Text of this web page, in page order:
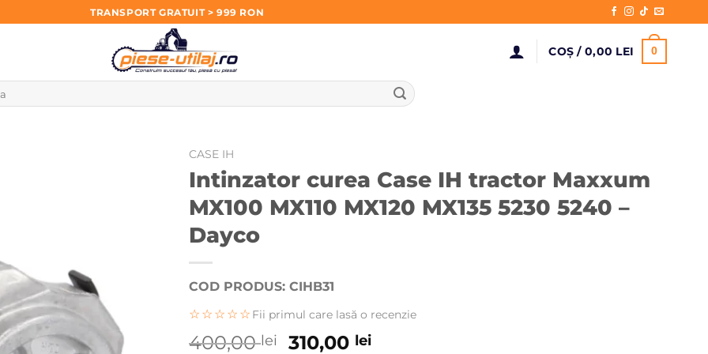
TRANSPORT GRATUIT > 999 RON
COȘ / 0,00 LEI 0
CASE IH
Intinzator curea Case IH tractor Maxxum
MX100 MX110 MX120 MX135 5230 5240 –
Dayco
COD PRODUS: CIHB31
☆☆☆☆☆ Fii primul care lasă o recenzie
400,00lei
Prețul
310,00 leiPrețul